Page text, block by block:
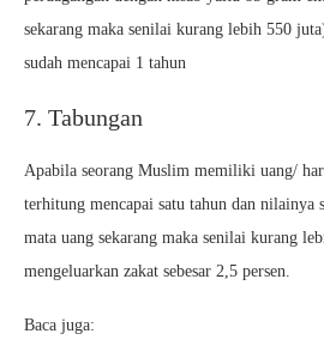
sekarang maka senilai kurang lebih 550
sudah mencapai 1 tahun
7. Tabungan
Apabila seorang Muslim memiliki uang/
terhitung mencapai satu tahun dan nilainya
mata uang sekarang maka senilai kurang
mengeluarkan zakat sebesar 2,5 persen.
Baca juga: